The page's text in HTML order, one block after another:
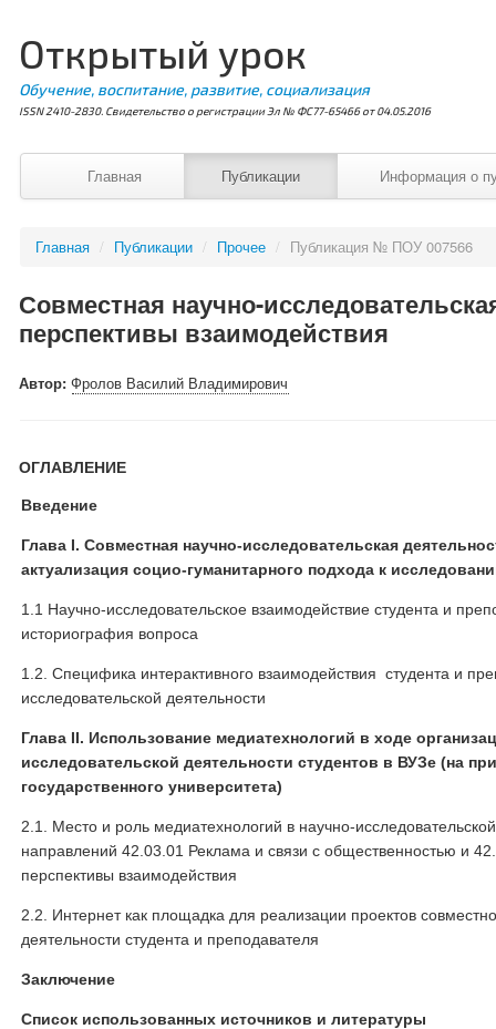
Открытый урок
Обучение, воспитание, развитие, социализация
ISSN 2410-2830. Свидетельство о регистрации Эл № ФС77-65466 от 04.05.2016
Главная Публикации Информация о
Главная / Публикации / Прочее / Публикация № ПОУ 007566
Совместная научно-
перспективы взаимодействия
Автор:Фролов Василий Владимирович
ОГЛАВЛЕНИЕ
Введение
Глава I. Совместная научно-исследовательская
актуализация социо-гуманитарного подхода к
1.1 Научно-исследовательское взаимодействие студента и
историография вопроса
1.2. Специфика интерактивного взаимодействия студента и
исследовательской деятельности
Глава II. Использование медиатехнологий в ходе
исследовательской деятельности студентов в ВУЗе (на
государственного университета)
2.1. Место и роль медиатехнологий в научно-
направлений 42.03.01 Реклама и связи с общественностью и
перспективы взаимодействия
2.2. Интернет как площадка для реализации проектов
деятельности студента и преподавателя
Заключение
Список использованных источников и литературы